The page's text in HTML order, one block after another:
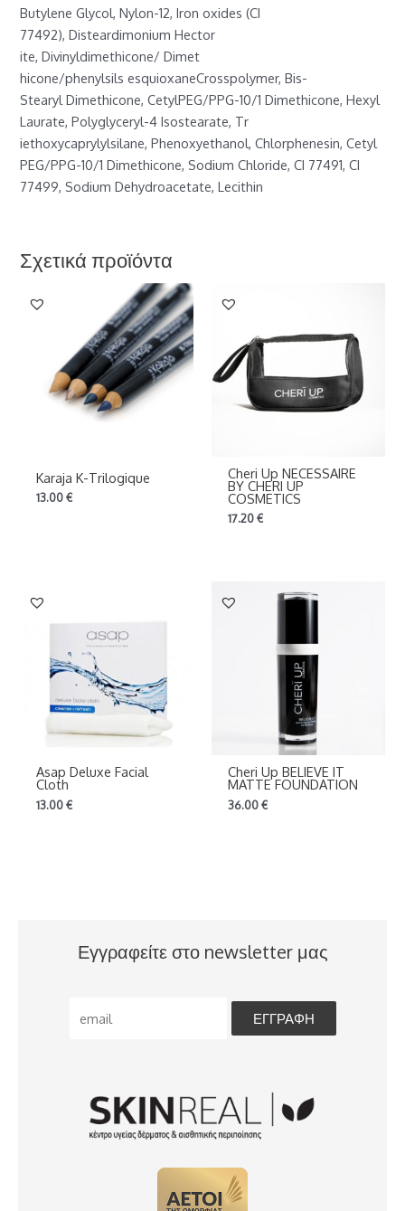
Butylene Glycol, Nylon-12, Iron oxides (CI
77492), Disteardimonium Hector
ite, Divinyldimethicone/ Dimet
hicone/phenylsils esquioxaneCrosspolymer, Bis-
Stearyl Dimethicone, CetylPEG/PPG-10/1 Dimethicone, Hexyl
Laurate, Polyglyceryl-4 Isostearate, Tr
iethoxycaprylylsilane, Phenoxyethanol, Chlorphenesin, Cetyl
PEG/PPG-10/1 Dimethicone, Sodium Chloride, CI 77491, CI
77499, Sodium Dehydroacetate, Lecithin
Σχετικά προϊόντα
Karaja K-Trilogique
13.00€
Cheri Up NECESSAIRE
BY CHERI UP
COSMETICS
17.20€
Asap Deluxe Facial
Cloth
13.00€
Cheri Up BELIEVE IT
MATTE FOUNDATION
36.00€
Εγγραφείτε στο newsletter μας